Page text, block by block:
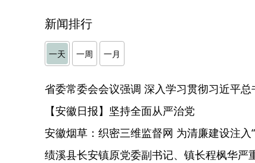
新闻排行
一天 一周 一月
【安徽日报】坚持全面从严治党
安徽烟草：织密三维监督网 为清廉建设注入